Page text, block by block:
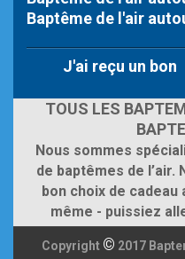
Baptême de l'air
J'ai reçu un bon
TOUS LES
Nous sommes
de baptêmes de l’air.
bon choix de cadeau
même - puissiez
Copyright © 2017